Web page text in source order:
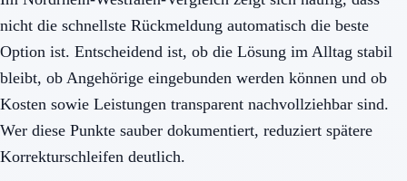
nicht die schnellste Rückmeldung automatisch die beste
Option ist. Entscheidend ist, ob die Lösung im Alltag stabil
bleibt, ob Angehörige eingebunden werden können und ob
Kosten sowie Leistungen transparent nachvollziehbar sind.
Wer diese Punkte sauber dokumentiert, reduziert spätere
Korrekturschleifen deutlich.